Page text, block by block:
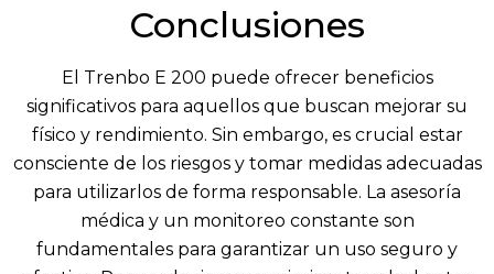
Conclusiones
El Trenbo E 200 puede ofrecer beneficios
significativos para aquellos que buscan mejorar su
físico y rendimiento. Sin embargo, es crucial estar
consciente de los riesgos y tomar medidas adecuadas
para utilizarlos de forma responsable. La asesoría
médica y un monitoreo constante son
fundamentales para garantizar un uso seguro y